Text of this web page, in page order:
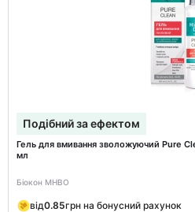
Подібний за ефектом
Гель для вмивання зволожуючий Pure
мл
Біокон МНВО
від0.85грн на бонусний рахунок